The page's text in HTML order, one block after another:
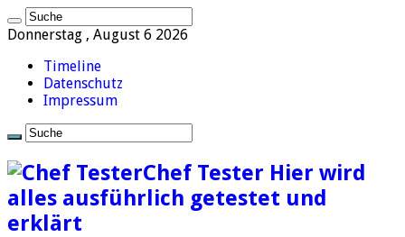
Donnerstag , August 6 2026
Timeline
Datenschutz
Impressum
Chef Tester Hier wird
alles ausführlich getestet und
erklärt